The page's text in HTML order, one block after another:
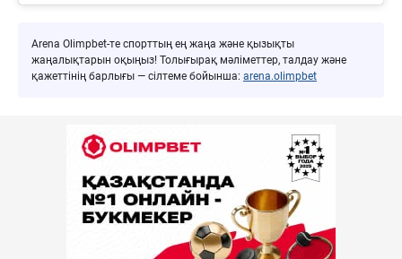
Arena Olimpbet-те спорттың ең жаңа және қызықты
жаңалықтарын оқыңыз! Толығырақ мәліметтер, талдау және
қажеттінің барлығы — сілтеме бойынша: arena.olimpbet